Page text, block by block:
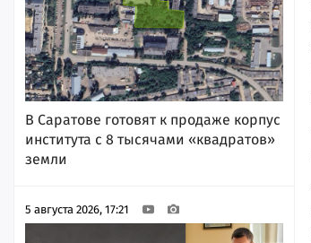
В Саратове готовят к продаже корпус
института с 8 тысячами «квадратов»
земли
5 августа 2026, 17:21